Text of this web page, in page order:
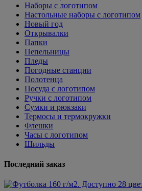
Наборы с логотипом
Настольные наборы с логотипом
Новый год
Открывалки
Папки
Пепельницы
Пледы
Погодные станции
Полотенца
Посуда с логотипом
Ручки с логотипом
Сумки и рюкзаки
Термосы и термокружки
Флешки
Часы с логотипом
Шильды
Последний заказ